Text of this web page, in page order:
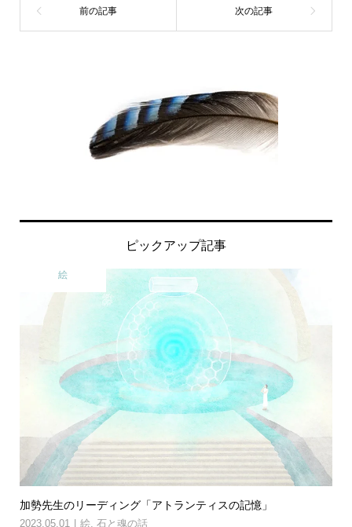
ピックアップ記事
絵
加勢先生のリーディング「アトランティスの記憶」
2023.05.01 絵, 石と魂の話